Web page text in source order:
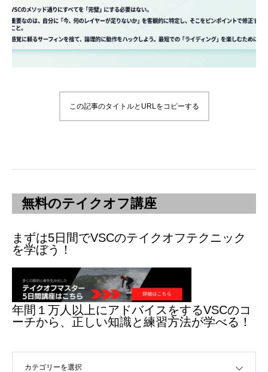
この記事のタイトルとURLをコピーする
無料のテイクオフ講座
まずは5日間でVSCのテイクオフテクニック
を学ぼう！
年間１万人以上にアドバイスをするVSCのコ
ーチから、正しい知識と練習方法が学べる！